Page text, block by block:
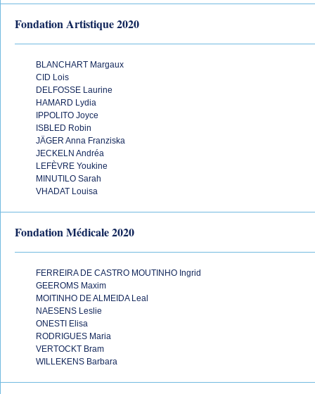
Fondation Artistique 2020
BLANCHART Margaux
CID Lois
DELFOSSE Laurine
HAMARD Lydia
IPPOLITO Joyce
ISBLED Robin
JÄGER Anna Franziska
JECKELN Andréa
LEFÈVRE Youkine
MINUTILO Sarah
VHADAT Louisa
Fondation Médicale 2020
FERREIRA DE CASTRO MOUTINHO Ingrid
GEEROMS Maxim
MOITINHO DE ALMEIDA Leal
NAESENS Leslie
ONESTI Elisa
RODRIGUES Maria
VERTOCKT Bram
WILLEKENS Barbara